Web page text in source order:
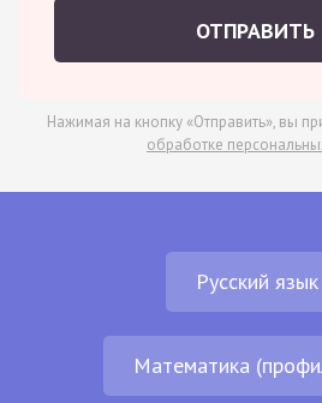
ОТПРАВИТЬ
Нажимая на кнопку «Отправить», вы
обработке
Русский язык
Математика